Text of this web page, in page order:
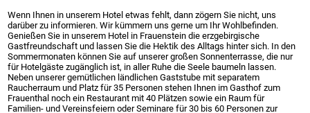
Wenn Ihnen in unserem Hotel etwas fehlt, dann zögern Sie nicht, uns
darüber zu informieren. Wir kümmern uns gerne um Ihr Wohlbefinden.
Genießen Sie in unserem Hotel in Frauenstein die erzgebirgische
Gastfreundschaft und lassen Sie die Hektik des Alltags hinter sich. In den
Sommermonaten können Sie auf unserer großen Sonnenterrasse, die nur
für Hotelgäste zugänglich ist, in aller Ruhe die Seele baumeln lassen.
Neben unserer gemütlichen ländlichen Gaststube mit separatem
Raucherraum und Platz für 35 Personen stehen Ihnen im Gasthof zum
Frauenthal noch ein Restaurant mit 40 Plätzen sowie ein Raum für
Familien- und Vereinsfeiern oder Seminare für 30 bis 60 Personen zur